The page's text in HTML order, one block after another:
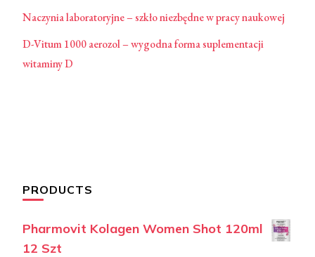
Naczynia laboratoryjne – szkło niezbędne w pracy naukowej
D-Vitum 1000 aerozol – wygodna forma suplementacji
witaminy D
PRODUCTS
Pharmovit Kolagen Women Shot 120ml
12 Szt